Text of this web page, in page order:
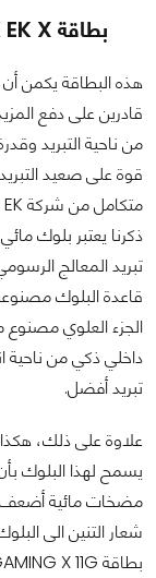
بطاقة MSI GTX 1080 Ti SEA HAWK EK X
هذه البطاقة يكمن
قادرين على دفع
من ناحية التبريد
قوة على صعيد
الجزء العلوي مصنوع
داخلي ذكي من ناحية
تبريد أفضل.
علاوة على ذلك،
يسمح لهذا البلوك